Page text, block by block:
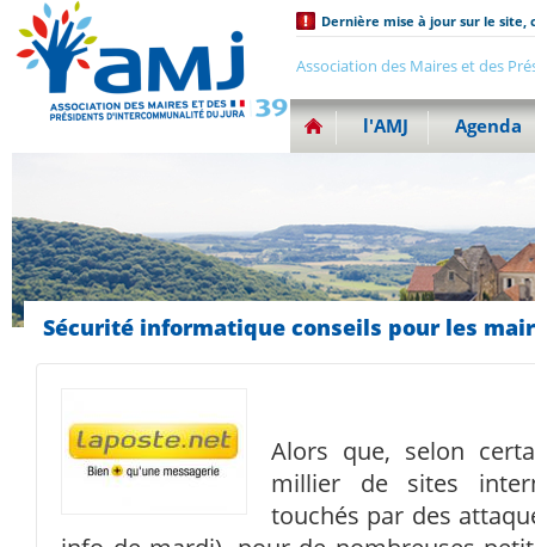
Dernière mise à jour sur le site,
Association des Maires et des
l'AMJ Agenda
Sécurité informatique conseils pour les
Alors que, selon
millier de sites
touchés par des